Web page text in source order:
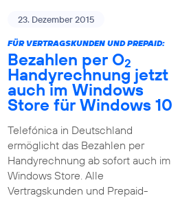
23. Dezember 2015
FÜR VERTRAGSKUNDEN UND PREPAID:
Bezahlen per O2
Handyrechnung jetzt
auch im Windows
Store für Windows 10
Telefónica in Deutschland
ermöglicht das Bezahlen per
Handyrechnung ab sofort auch im
Windows Store. Alle
Vertragskunden und Prepaid-